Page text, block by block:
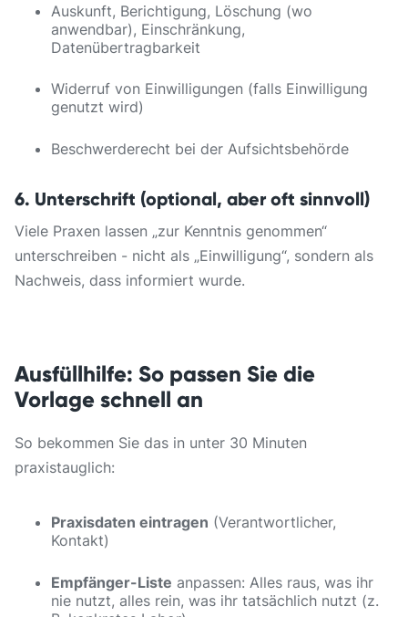
Auskunft, Berichtigung, Löschung (wo
anwendbar), Einschränkung,
Datenübertragbarkeit
Widerruf von Einwilligungen (falls Einwilligung
genutzt wird)
Beschwerderecht bei der Aufsichtsbehörde
6. Unterschrift (optional, aber oft sinnvoll)
Viele Praxen lassen „zur Kenntnis genommen“
unterschreiben - nicht als „Einwilligung“, sondern als
Nachweis, dass informiert wurde.
Ausfüllhilfe: So passen Sie die
Vorlage schnell an
So bekommen Sie das in unter 30 Minuten
praxistauglich:
Praxisdaten eintragen (Verantwortlicher,
Kontakt)
Empfänger-Liste anpassen: Alles raus, was ihr
nie nutzt, alles rein, was ihr tatsächlich nutzt (z.